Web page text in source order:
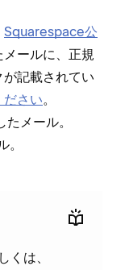
Squarespace公
ールに⁠、正規
記載されてい
ださい⁠。
メ⁠ール⁠。
くは⁠、